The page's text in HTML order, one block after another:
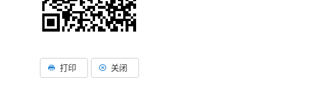
打印 关闭
湖北省住建厅机关后勤服务中心
湖北省建筑事业发展中心